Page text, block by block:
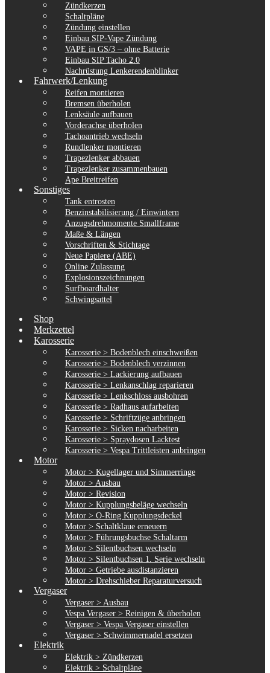
Zündkerzen
Schaltpläne
Zündung einstellen
Einbau SIP-Vape Zündung
VAPE in GS/3 – ohne Batterie
Einbau SIP Tacho 2.0
Nachrüstung Lenkerendenblinker
Fahrwerk/Lenkung
Reifen montieren
Bremsen überholen
Lenksäule aufbauen
Vorderachse überholen
Tachoantrieb wechseln
Rundlenker montieren
Trapezlenker abbauen
Trapezlenker zusammenbauen
Ape Breitreifen
Sonstiges
Tank entrosten
Benzinstabilisierung / Einwintern
Anzugsdrehmomente Smallframe
Maße & Längen
Vorschriften & Stichtage
Neue Papiere (ABE)
Online Zulassung
Explosionszeichnungen
Surfboardhalter
Schwingsattel
Shop
Merkzettel
Karosserie
Karosserie > Bodenblech einschweißen
Karosserie > Bodenblech verzinnen
Karosserie > Lackierung aufbauen
Karosserie > Lenkanschlag reparieren
Karosserie > Lenkschloss ausbohren
Karosserie > Radhaus aufarbeiten
Karosserie > Schriftzüge anbringen
Karosserie > Sicken nacharbeiten
Karosserie > Spraydosen Lacktest
Karosserie > Vespa Trittleisten anbringen
Motor
Motor > Kugellager und Simmerringe
Motor > Ausbau
Motor > Revision
Motor > Kupplungsbeläge wechseln
Motor > O-Ring Kupplungsdeckel
Motor > Schaltklaue erneuern
Motor > Führungsbuchse Schaltarm
Motor > Silentbuchsen wechseln
Motor > Silentbuchsen 1. Serie wechseln
Motor > Getriebe ausdistanzieren
Motor > Drehschieber Reparaturversuch
Vergaser
Vergaser > Ausbau
Vespa Vergaser > Reinigen & überholen
Vergaser > Vespa Vergaser einstellen
Vergaser > Schwimmernadel ersetzen
Elektrik
Elektrik > Zündkerzen
Elektrik > Schaltpläne